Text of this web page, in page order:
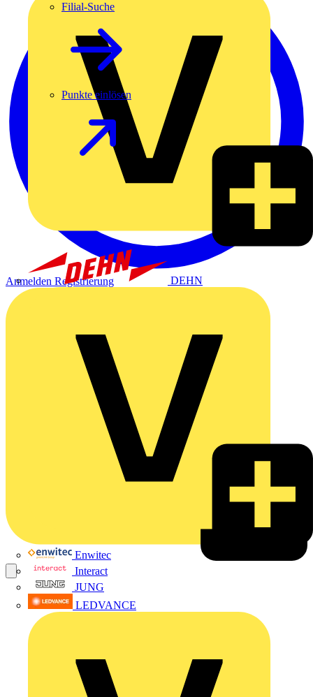
DEHN
Enwitec
Interact
JUNG
LEDVANCE
Filial-Suche
Punkte einlösen
Anmelden Registrierung